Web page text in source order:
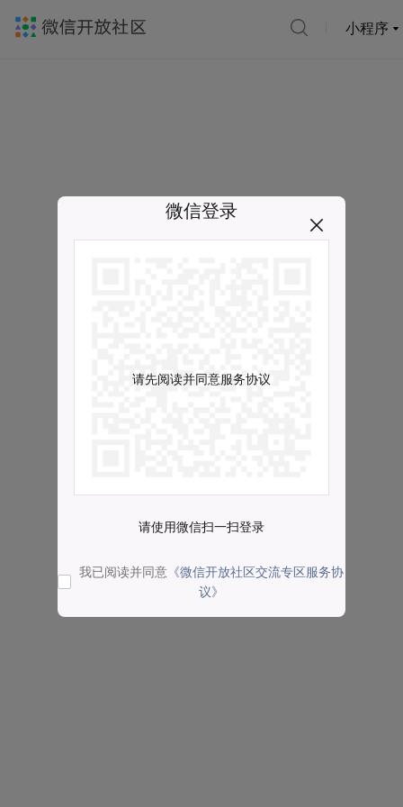
小程序
微信登录
请先阅读并同意服务协议
请使用微信扫一扫登录
我已阅读并同意 《微信开放社区交流专区服务协
议》